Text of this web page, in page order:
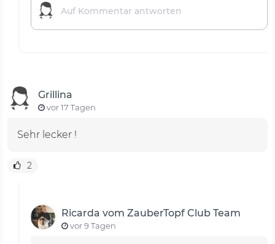
Grillina
vor 17 Tagen
Sehr lecker !
2
Ricarda vom ZauberTopf Club Team
vor 9 Tagen